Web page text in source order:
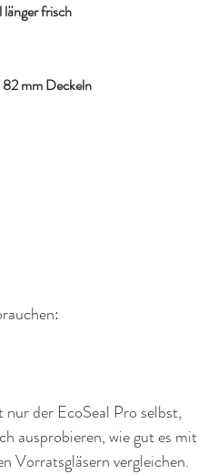
länger frisch
mm Deckeln
der EcoSeal Pro selbst,
ausprobieren, wie gut es mit
Vorratsgläsern vergleichen.